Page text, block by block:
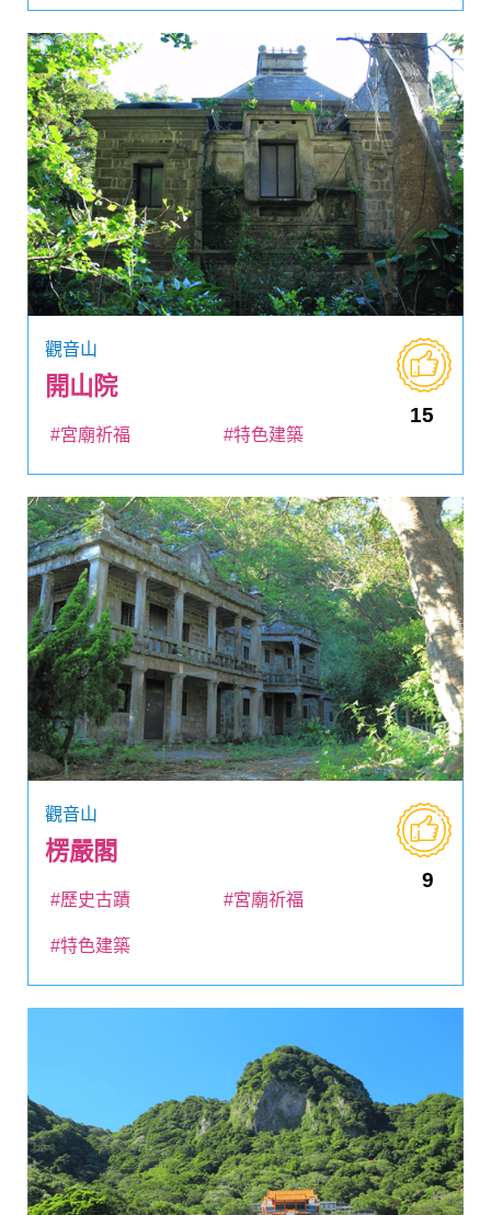
觀音山
開山院
15
#宮廟祈福 #特色建築
觀音山
楞嚴閣
9
#歷史古蹟 #宮廟祈福
#特色建築